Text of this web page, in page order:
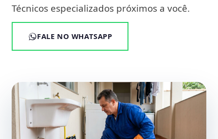
Técnicos especializados próximos a você.
FALE NO WHATSAPP